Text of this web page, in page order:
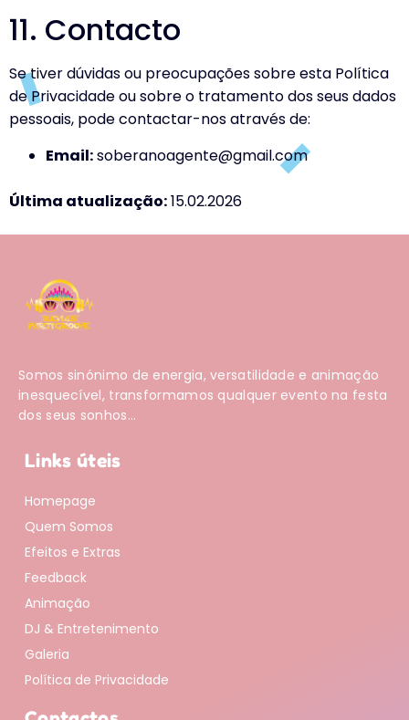
11. Contacto
Se tiver dúvidas ou preocupações sobre esta Política
de Privacidade ou sobre o tratamento dos seus dados
pessoais, pode contactar-nos através de:
Email:soberanoagente@gmail.com
Última atualização:15.02.2026
Somos sinónimo de energia, versatilidade e animação
inesquecível, transformamos qualquer evento na festa
dos seus sonhos...
Links úteis
Homepage
Quem Somos
Efeitos e Extras
Feedback
Animação
DJ & Entretenimento
Galeria
Política de Privacidade